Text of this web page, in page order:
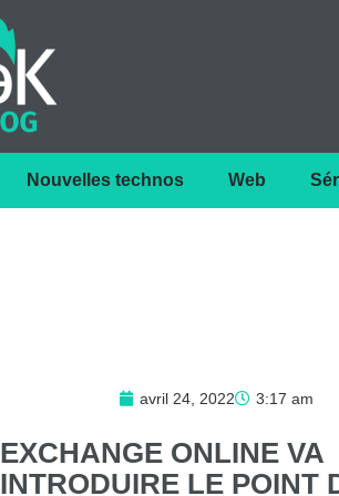
Nouvelles technos Web
avril 24, 2022 3:17 am
EXCHANGE ONLINE VA
INTRODUIRE LE POINT